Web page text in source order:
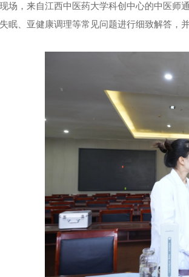
场，来自江西中医药大学科创中心的中医师
眠、亚健康调理等常见问题进行细致解答，